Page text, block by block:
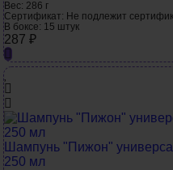
Вес: 286 г
Сертификат: Не подлежит
В боксе: 15 штук
287₽
Шампунь "Пижон"
250 мл